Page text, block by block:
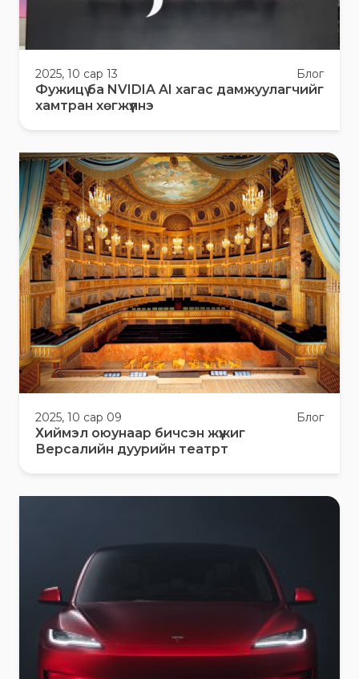
2025, 10 сар 13 Блог
Фужицү ба NVIDIA AI хагас дамжуулагчийг
хамтран хөгжүүлнэ
2025, 10 сар 09 Блог
Хиймэл оюунаар бичсэн жүжиг
Версалийн дуурийн театрт